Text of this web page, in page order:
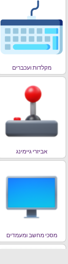
מקלדות ועכברים
אביזרי גיימינג
מסכי מחשב ומעמדים